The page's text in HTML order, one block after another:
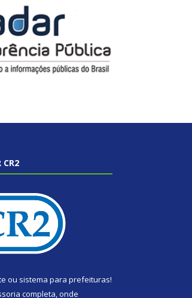
CR2
ou sistema para prefeituras!
completa, onde